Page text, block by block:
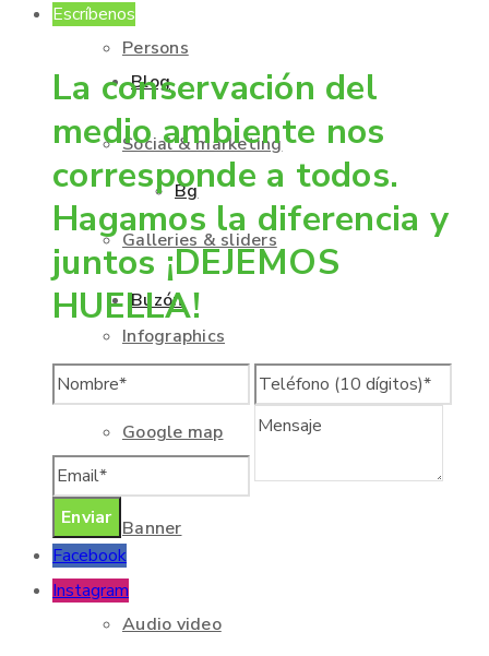
Persons
Social & marketing
Galleries & sliders
Infographics
Google map
Banner
Audio video
Blog
Bg
Buzón
Escríbenos
La conservación del
medio ambiente nos
corresponde a todos.
Hagamos la diferencia y
juntos ¡DEJEMOS
HUELLA!
Facebook
Instagram